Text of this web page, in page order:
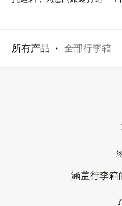
所有产品 全部行李箱
涵盖行李箱